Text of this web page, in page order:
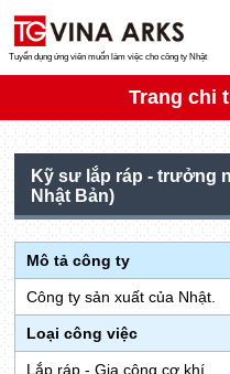
Tuyển dụng ứng viên muốn làm việc cho công ty Nhật
Trang chi
Kỹ sư lắp ráp - trưởng
Nhật Bản)
Mô tả công ty
Công ty sản xuất của Nhật.
Loại công việc
Lắp ráp - Gia công cơ khí